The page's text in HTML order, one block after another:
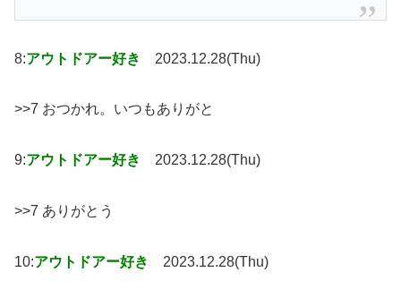
8:アウトドアー好き 2023.12.28(Thu)
>>7 おつかれ。いつもありがと
9:アウトドアー好き 2023.12.28(Thu)
>>7 ありがとう
10:アウトドアー好き 2023.12.28(Thu)